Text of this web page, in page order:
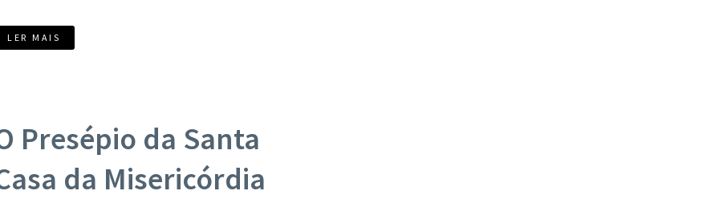
LER MAIS
Presépio da Santa
da Misericórdia